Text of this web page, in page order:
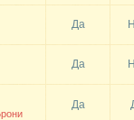
Да
Да
Да